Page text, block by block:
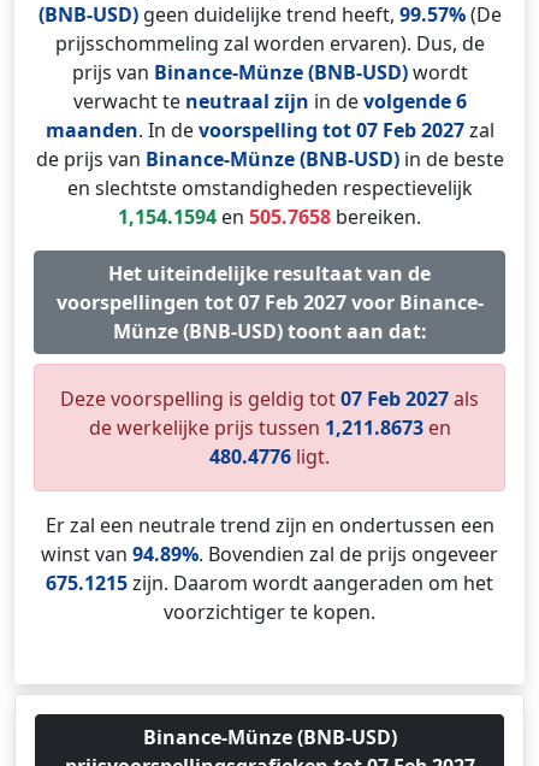
(BNB-USD)geen duidelijke trend heeft, 99.57%(De
prijsschommeling zal worden ervaren). Dus, de
prijs van Binance-Münze (BNB-USD)wordt
verwacht te neutraal zijn in devolgende 6
maanden. In devoorspelling tot 07 Feb 2027zal
de prijs van Binance-Münze (BNB-USD)in de beste
en slechtste omstandigheden respectievelijk
1,154.1594 en 505.7658 bereiken.
Het uiteindelijke resultaat van de
voorspellingen tot 07 Feb 2027 voor Binance-
Münze (BNB-USD) toont aan dat:
Deze voorspelling is geldig tot07 Feb 2027als
de werkelijke prijs tussen 1,211.8673en
480.4776 ligt.
Er zal een neutrale trend zijn en ondertussen een
winst van 94.89%. Bovendien zal de prijs ongeveer
675.1215zijn. Daarom wordt aangeraden om het
voorzichtiger te kopen.
Binance-Münze (BNB-USD)